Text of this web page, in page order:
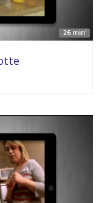
26 min'